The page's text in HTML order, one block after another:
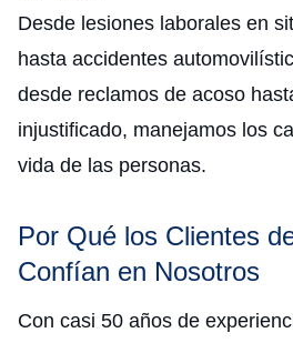
Desde lesiones laborales en
hasta accidentes
desde reclamos de acoso
injustificado, manejamos los
vida de las personas.
Por Qué los Clientes
Confían en Nosotros
Con casi 50 años de